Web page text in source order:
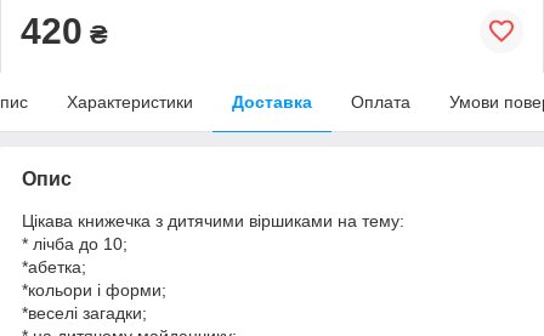
420 ₴
Характеристики Доставка Оплата Умови
Опис
Цікава книжечка з дитячими віршиками на тему:
* лічба до 10;
*абетка;
*кольори і форми;
*веселі загадки;